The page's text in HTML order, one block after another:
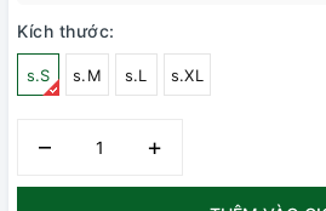
Kích thước:
s.S s.M s.L s.XL
– +